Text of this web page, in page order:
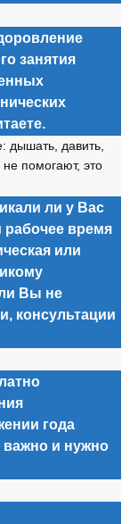
занятия
дышать, давить,
помогают, это
ли у Вас
рабочее время
или
Вы не
консультации
года
важно и нужно